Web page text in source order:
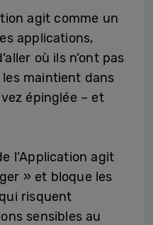
agit comme un
applications,
où ils n’ont pas
maintient dans
épinglée – et
l’Application agit
» et bloque les
risquent
sensibles au